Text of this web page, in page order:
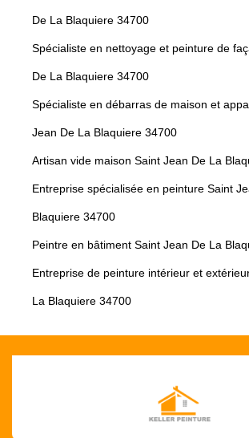
De La Blaquiere 34700
Spécialiste en nettoyage et peinture de
De La Blaquiere 34700
Spécialiste en débarras de maison et
Jean De La Blaquiere 34700
Artisan vide maison Saint Jean De La
Entreprise spécialisée en peinture Saint
Blaquiere 34700
Peintre en bâtiment Saint Jean De La
Entreprise de peinture intérieur et
La Blaquiere 34700